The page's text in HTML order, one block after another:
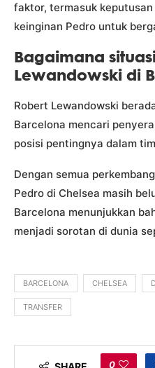
faktor, termasuk
keinginan Pedro untuk
Bagaimana
Lewandowski di
Robert Lewandowski
Barcelona mencari
posisi pentingnya dalam
Dengan semua
Pedro di Chelsea masih
Barcelona menunjukkan
menjadi sorotan di dunia
BARCELONA CHELSEA
TRANSFER
0